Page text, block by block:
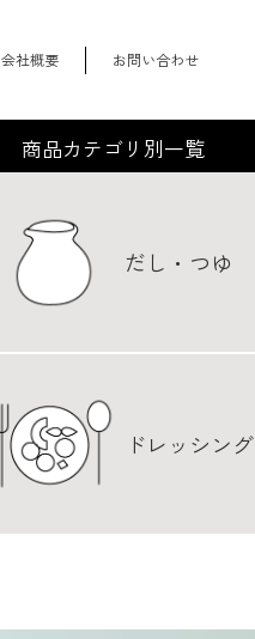
会社概要 お問い合わせ
商品カテゴリ別一覧
だし・つゆ
ドレッシング